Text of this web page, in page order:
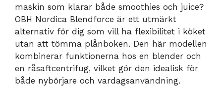
maskin som klarar både smoothies och juice?
OBH Nordica Blendforce är ett utmärkt
alternativ för dig som vill ha flexibilitet i köket
utan att tömma plånboken. Den här modellen
kombinerar funktionerna hos en blender och
en råsaftcentrifug, vilket gör den idealisk för
både nybörjare och vardagsanvändning.